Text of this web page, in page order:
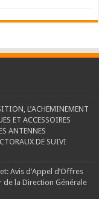
L’ACHEMINEMENT
ET ACCESSOIRES
ANTENNES
DE SUIVI
Avis d’Appel d’Offres
de la Direction Générale